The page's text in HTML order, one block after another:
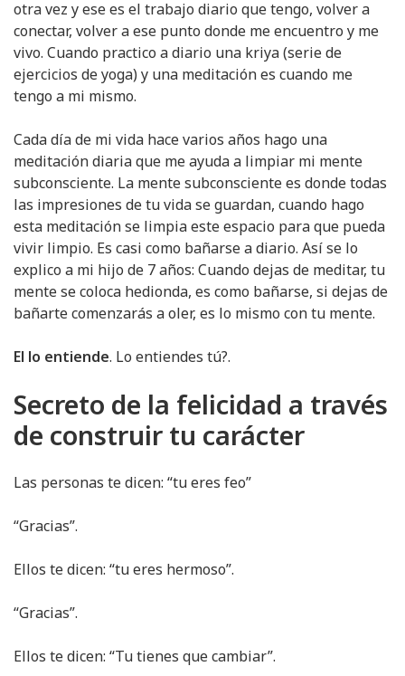
otra vez y ese es el trabajo diario que tengo, volver a
conectar, volver a ese punto donde me encuentro y me
vivo. Cuando practico a diario una kriya (serie de
ejercicios de yoga) y una meditación es cuando me
tengo a mi mismo.
Cada día de mi vida hace varios años hago una
meditación diaria que me ayuda a limpiar mi mente
subconsciente. La mente subconsciente es donde todas
las impresiones de tu vida se guardan, cuando hago
esta meditación se limpia este espacio para que pueda
vivir limpio. Es casi como bañarse a diario. Así se lo
explico a mi hijo de 7 años: Cuando dejas de meditar, tu
mente se coloca hedionda, es como bañarse, si dejas de
bañarte comenzarás a oler, es lo mismo con tu mente.
El lo entiende. Lo entiendes tú?.
Secreto de la felicidad a través
de construir tu carácter
Las personas te dicen: “tu eres feo”
“Gracias”.
Ellos te dicen: “tu eres hermoso”.
“Gracias”.
Ellos te dicen: “Tu tienes que cambiar”.